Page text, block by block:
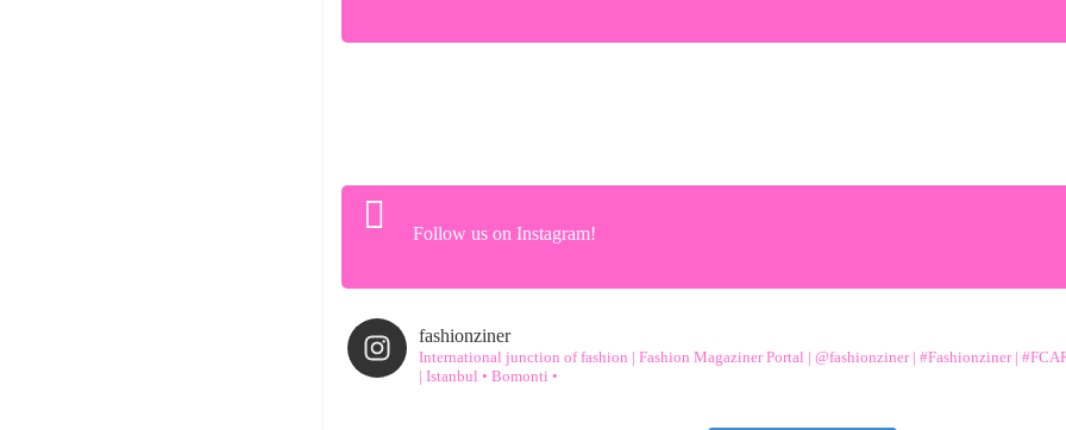
Follow us on Instagram!
fashionziner
International junction of fashion | Fashion Magaziner Portal | @fashionziner | #Fashionziner |
| Istanbul • Bomonti •